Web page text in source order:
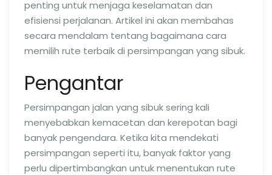
penting untuk menjaga keselamatan dan
efisiensi perjalanan. Artikel ini akan membahas
secara mendalam tentang bagaimana cara
memilih rute terbaik di persimpangan yang sibuk.
Pengantar
Persimpangan jalan yang sibuk sering kali
menyebabkan kemacetan dan kerepotan bagi
banyak pengendara. Ketika kita mendekati
persimpangan seperti itu, banyak faktor yang
perlu dipertimbangkan untuk menentukan rute